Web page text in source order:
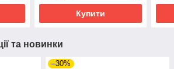
Купити
та новинки
–30%